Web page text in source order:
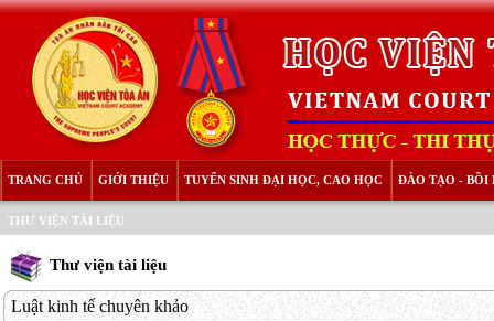
TRANG CHỦ GIỚI THIỆU TUYỂN SINH ĐẠI HỌC, CAO HỌC ĐÀO TẠO - BỒI
THƯ VIỆN TÀI LIỆU
Thư viện tài liệu
Luật kinh tế chuyên khảo